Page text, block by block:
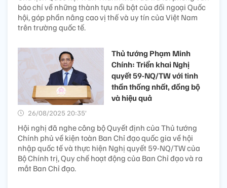
báo chí về những thành tựu nổi bật của đối ngoại Quốc
hội, góp phần nâng cao vị thế và uy tín của Việt Nam
trên trường quốc tế.
Thủ tướng Phạm Minh
Chính: Triển khai Nghị
quyết 59-NQ/TW với tinh
thần thống nhất, đồng bộ
và hiệu quả
26/08/2025 20:35’
Hội nghị đã nghe công bộ Quyết định của Thủ tướng
Chính phủ về kiện toàn Ban Chỉ đạo quốc gia về hội
nhập quốc tế và thực hiện Nghị quyết 59-NQ/TW của
Bộ Chính trị, Quy chế hoạt động của Ban Chỉ đạo và ra
mắt Ban Chỉ đạo.